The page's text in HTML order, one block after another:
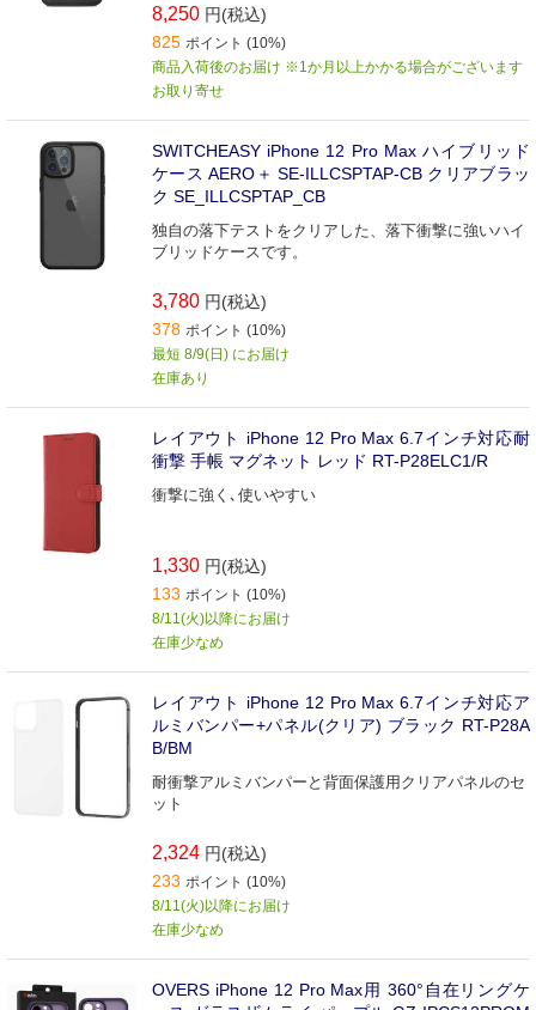
8,250 円(税込)
825 ポイント (10%)
商品入荷後のお届け ※1か月以上かかる場合がございます
お取り寄せ
SWITCHEASY iPhone 12 Pro Max ハイブリッド
ケース AERO＋ SE-ILLCSPTAP-CB クリアブラッ
ク SE_ILLCSPTAP_CB
独自の落下テストをクリアした、落下衝撃に強いハイ
ブリッドケースです。
3,780 円(税込)
378 ポイント (10%)
最短 8/9(日) にお届け
在庫あり
レイアウト iPhone 12 Pro Max 6.7インチ対応耐
衝撃 手帳 マグネット レッド RT-P28ELC1/R
衝撃に強く､使いやすい
1,330 円(税込)
133 ポイント (10%)
8/11(火)以降にお届け
在庫少なめ
レイアウト iPhone 12 Pro Max 6.7インチ対応ア
ルミバンパー+パネル(クリア) ブラック RT-P28A
B/BM
耐衝撃アルミバンパーと背面保護用クリアパネルのセ
ット
2,324 円(税込)
233 ポイント (10%)
8/11(火)以降にお届け
在庫少なめ
OVERS iPhone 12 Pro Max用 360°自在リングケ